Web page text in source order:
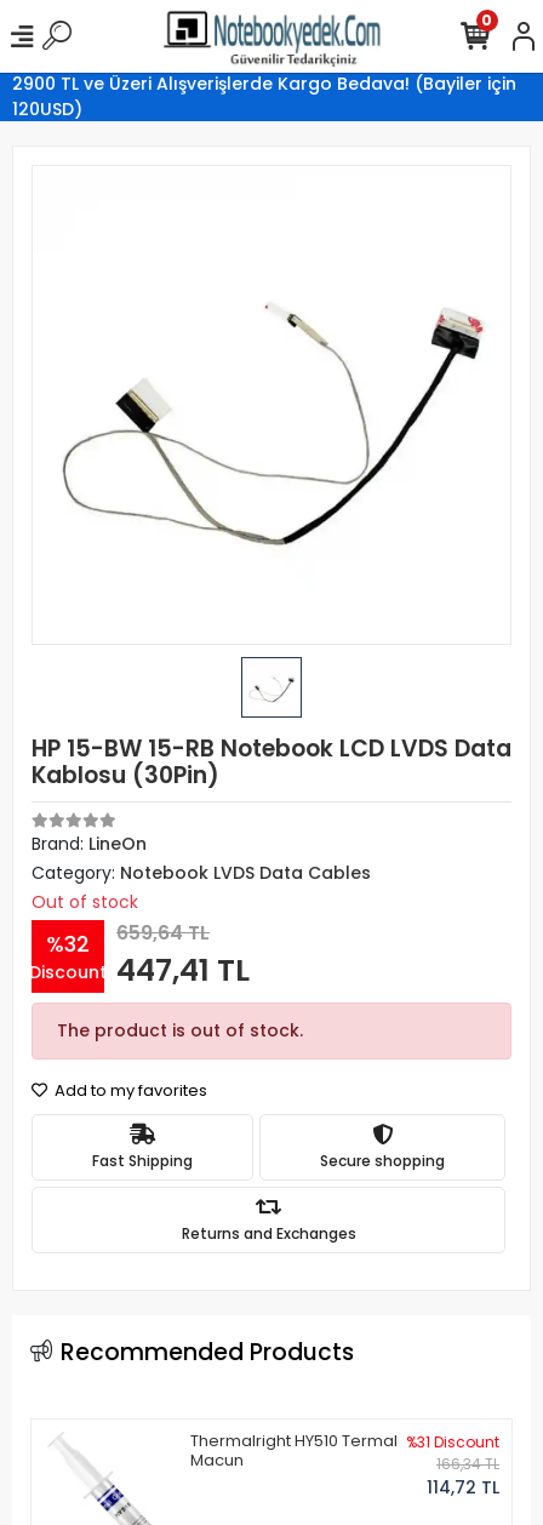
2900 TL ve Üzeri Alışverişlerde Kargo Bedava! (Bayiler için
120USD)
0
HP 15-BW 15-RB Notebook LCD LVDS Data
Kablosu (30Pin)
Brand: LineOn
Category: Notebook LVDS Data Cables
Out of stock
%32
Discount
659,64 TL
447,41 TL
The product is out of stock.
Add to my favorites
Fast Shipping Secure shopping
Returns and Exchanges
Recommended Products
Thermalright HY510 Termal
Macun
%31 Discount
166,34 TL
114,72 TL